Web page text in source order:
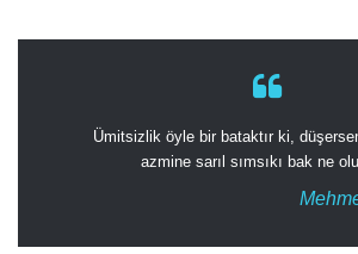
Ümitsizlik öyle bir bataktır ki,
azmine sarıl sımsıkı bak ne